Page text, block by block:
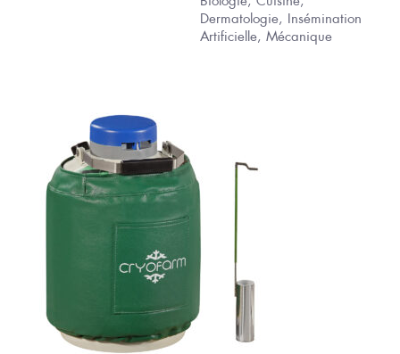
Dermatologie, Insémination
Artificielle, Mécanique